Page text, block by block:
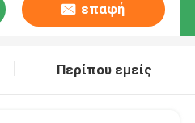
επαφή
Περίπου εμείς